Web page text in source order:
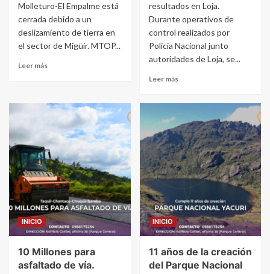
Molleturo-El Empalme está
cerrada debido a un
deslizamiento de tierra en
el sector de Migüir. MTOP...
Leer más
resultados en Loja.
Durante operativos de
control realizados por
Policía Nacional junto
autoridades de Loja, se...
Leer más
INICIO
10 Millones para
asfaltado de vía.
INICIO
11 años de la creación
del Parque Nacional